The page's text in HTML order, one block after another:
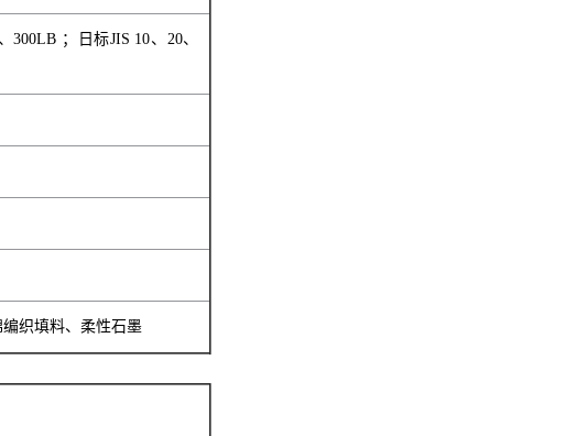
300LB ；日标JIS 10、20、
织填料、柔性石墨